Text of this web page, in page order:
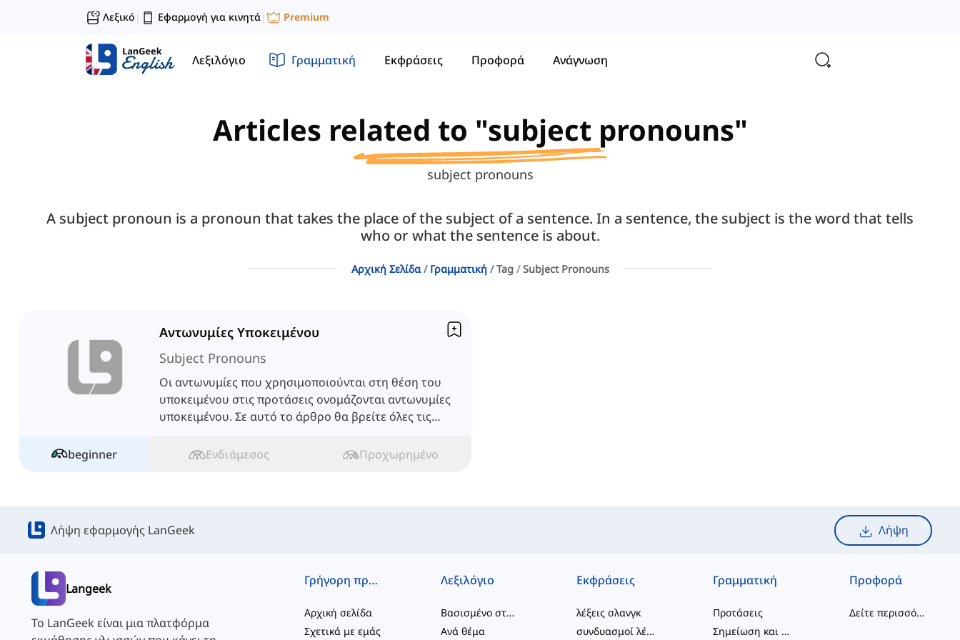
Λεξικό | Εφαρμογή για κινητά| Premium
Λεξιλόγιο Γραμματική Εκφράσεις Προφορά Ανάγνωση
Articles related to "subject pronouns"
subject pronouns
A subject pronoun is a pronoun that takes the place of the subject of a sentence. In a sentence, the subject is the word that tells
who or what the sentence is about.
Αρχική Σελίδα Γραμματική Tag Subject Pronouns
Αντωνυμίες Υποκειμένου
Subject Pronouns
Οι αντωνυμίες που χρησιμοποιούνται στη θέση του
υποκειμένου στις προτάσεις ονομάζονται αντωνυμίες
υποκειμένου. Σε αυτό το άρθρο θα βρείτε όλες τις
beginner
Ενδιάμεσος Προχωρημένο
Λήψη εφαρμογής LanGeek Λήψη
Langeek
Το LanGeek είναι μια πλατφόρμα
Γρήγορη πρόσβαση
Αρχική σελίδα
Σχετικά με εμάς
Λεξιλόγιο
Βασισμένο στο επίπεδο
Ανά θέμα
Εκφράσεις
λέξεις σλανγκ
συνδυασμοί λέξεων
Γραμματική
Προτάσεις
Σημείωση και Ορθογραφία
Προφορά
Δείτε περισσότερα